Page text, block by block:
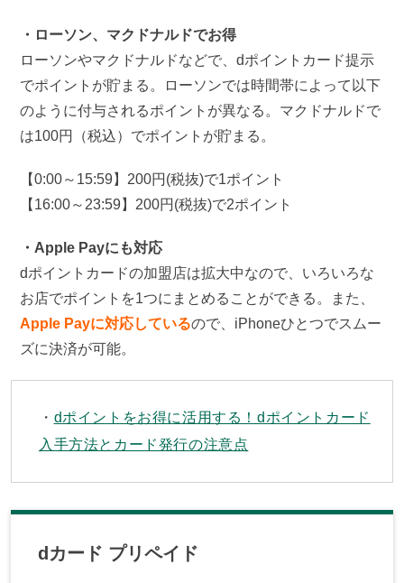
・ローソン、マクドナルドでお得
ローソンやマクドナルドなどで、dポイントカード提示
でポイントが貯まる。ローソンでは時間帯によって以下
のように付与されるポイントが異なる。マクドナルドで
は100円（税込）でポイントが貯まる。
【0:00～15:59】200円(税抜)で1ポイント
【16:00～23:59】200円(税抜)で2ポイント
・Apple Payにも対応
dポイントカードの加盟店は拡大中なので、いろいろな
お店でポイントを1つにまとめることができる。また、
Apple Payに対応しているので、iPhoneひとつでスムー
ズに決済が可能。
dポイントをお得に活用する！dポイントカード
入手方法とカード発行の注意点
dカード プリペイド